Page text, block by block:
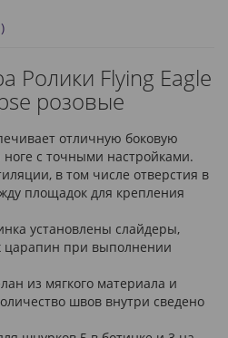
Ролики Flying Eagle
розовые
отличную боковую
с точными настройками.
в том числе отверстия в
площадок для крепления
установлены слайдеры,
при выполнении
из мягкого материала и
швов внутри сведено